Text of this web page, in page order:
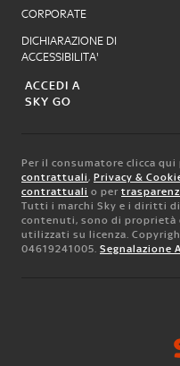
CORPORATE
DICHIARAZIONE DI
ACCESSIBILITA'
ACCEDI A
SKY GO
Per il consumatore clicca qui
contrattuali, Privacy &
contrattuali o per
Tutti i marchi Sky e i diritti
contenuti, sono di proprietà
utilizzati su licenza.
04619241005. Segnalazione